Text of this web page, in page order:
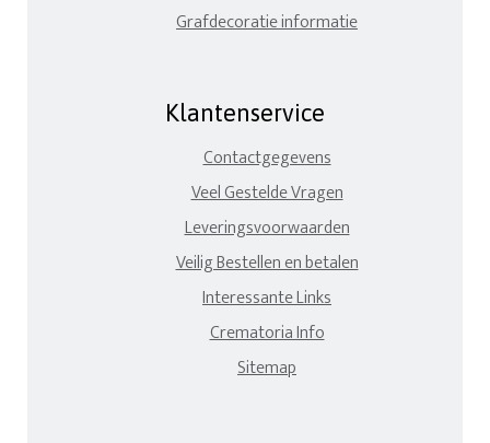
Grafdecoratie informatie
Klantenservice
Contactgegevens
Veel Gestelde Vragen
Leveringsvoorwaarden
Veilig Bestellen en betalen
Interessante Links
Crematoria Info
Sitemap